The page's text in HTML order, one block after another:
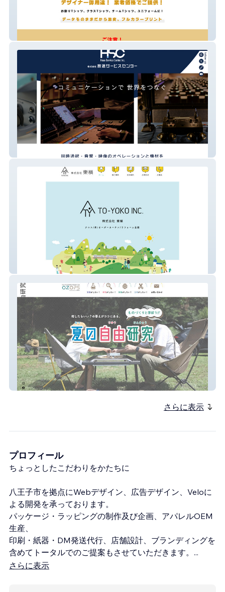
株式会社 東横
OZOPS 夏の自由研究
さらに表示
プロフィール
ちょっとしたこだわりをかたちに
八王子市を拠点にWebデザイン、広告デザイン、Veloに
よる開発を承っております。
パッケージ・ラッピングの制作及び企画、アパレルOEM
生産、
印刷・紙器・DM発送代行、店舗設計、ブランディングを
含めてトータルでのご提案もさせていただきます。 ...
さらに表示